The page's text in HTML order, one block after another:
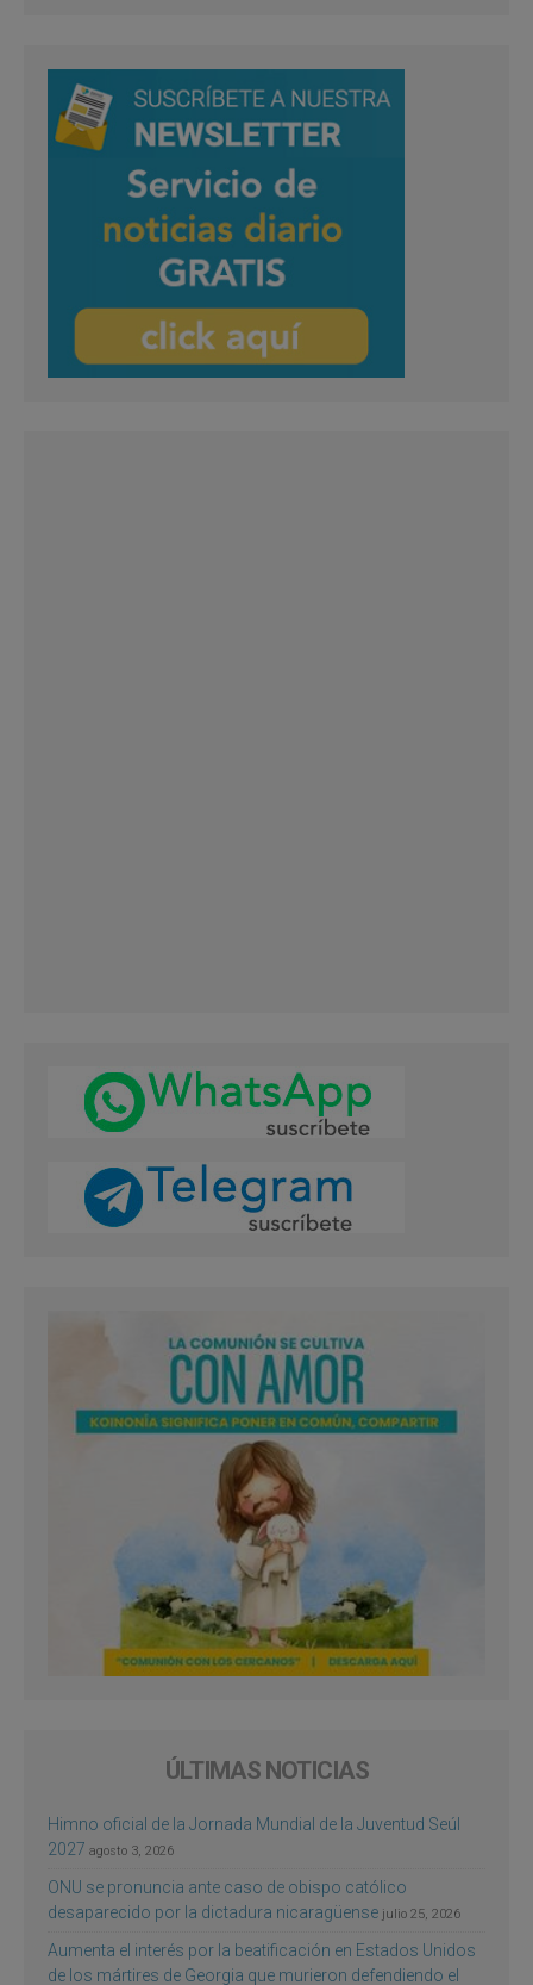
ÚLTIMAS NOTICIAS
Himno oficial de la Jornada Mundial de la Juventud Seúl
2027 agosto 3, 2026
ONU se pronuncia ante caso de obispo católico
desaparecido por la dictadura nicaragüense julio 25, 2026
Aumenta el interés por la beatificación en Estados Unidos
de los mártires de Georgia que murieron defendiendo el